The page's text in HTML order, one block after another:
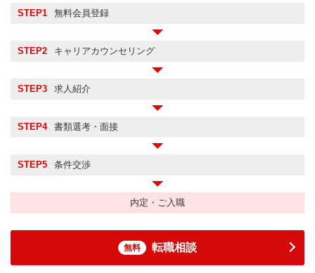
STEP1 無料会員登録
STEP2 キャリアカウンセリング
STEP3 求人紹介
STEP4 書類選考・面接
STEP5 条件交渉
内定・ご入職
無料 転職相談